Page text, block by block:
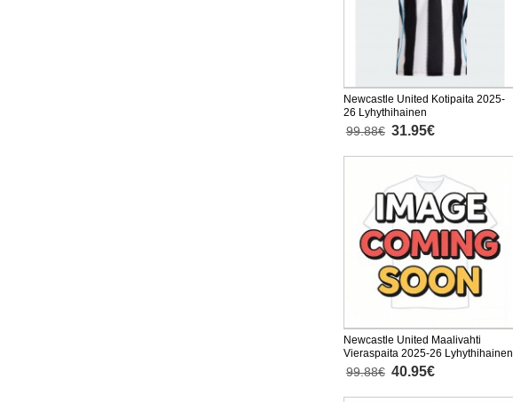
Newcastle United Kotipaita 2025-
26 Lyhythihainen
99.88€ 31.95€
Newcastle United Maalivahti
Vieraspaita 2025-26 Lyhythihainen
99.88€ 40.95€